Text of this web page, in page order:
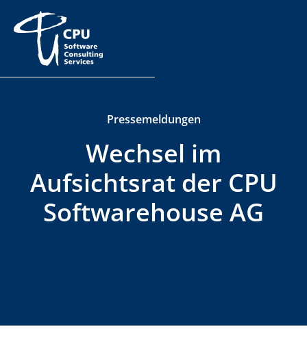
Pressemeldungen
Wechsel im
Aufsichtsrat der CPU
Softwarehouse AG